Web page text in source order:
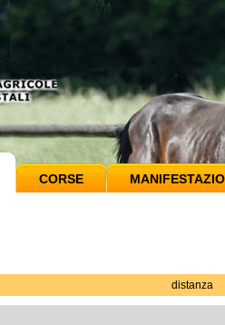
CORSE
distanza